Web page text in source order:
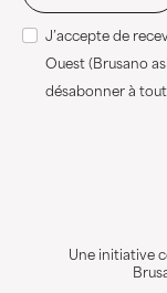
J’accepte de
Ouest (Brusano
désabonner à
Une initiative